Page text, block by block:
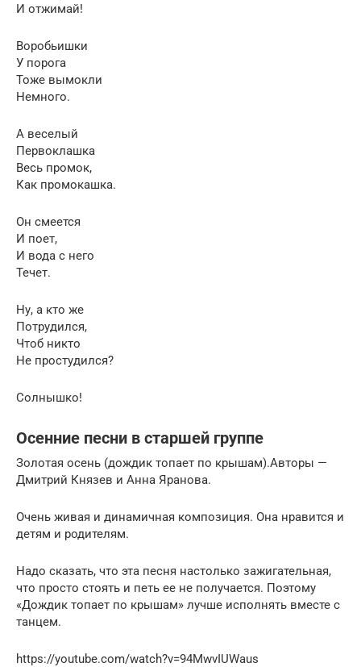
И отжимай!
Воробьишки
У порога
Тоже вымокли
Немного.
А веселый
Первоклашка
Весь промок,
Как промокашка.
Он смеется
И поет,
И вода с него
Течет.
Ну, а кто же
Потрудился,
Чтоб никто
Не простудился?
Солнышко!
Осенние песни в старшей группе
Золотая осень (дождик топает по крышам).Авторы —
Дмитрий Князев и Анна Яранова.
Очень живая и динамичная композиция. Она нравится и
детям и родителям.
Надо сказать, что эта песня настолько зажигательная,
что просто стоять и петь ее не получается. Поэтому
«Дождик топает по крышам» лучше исполнять вместе с
танцем.
https://youtube.com/watch?v=94MwvIUWaus